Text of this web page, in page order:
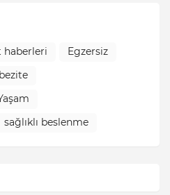
haberleri
Egzersiz
sağlıklı beslenme